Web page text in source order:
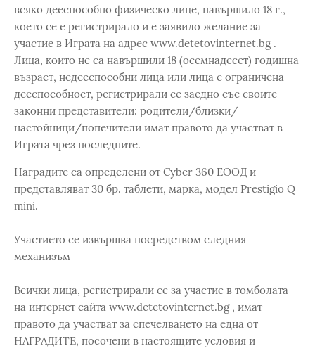
всяко дееспособно физическо лице, навършило 18 г.,
което се е регистрирало и е заявило желание за
участие в Играта на адрес www.detetovinternet.bg .
Лица, които не са навършили 18 (осемнадесет) годишна
възраст, недееспособни лица или лица с ограничена
дееспособност, регистрирали се заедно със своите
законни представители: родители/близки/
настойници/попечители имат правото да участват в
Играта чрез последните.
Наградите са определени от Cyber 360 ЕООД и
представляват 30 бр. таблети, маркa, модел Prestigio Q
mini.
Участието се извършва посредством следния
механизъм
Всички лица, регистрирали се за участие в томболата
на интернет сайта www.detetovinternet.bg , имат
правото да участват за спечелването на една от
НАГРАДИТЕ, посочени в настоящите условия и